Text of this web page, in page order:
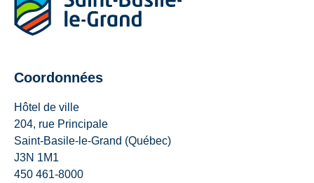
Coordonnées
Hôtel de ville
204, rue Principale
Saint-Basile-le-Grand (Québec)
J3N 1M1
450 461-8000